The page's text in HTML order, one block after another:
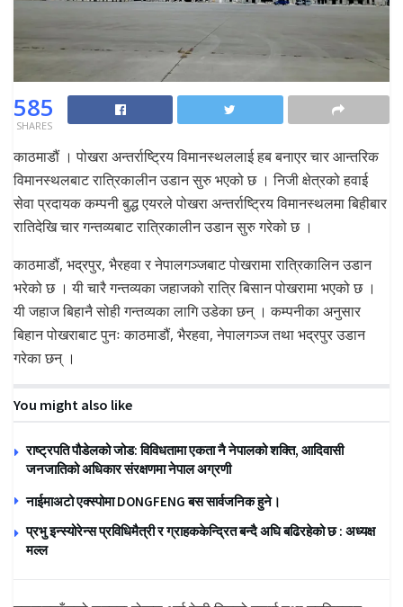
585
SHARES
काठमाडौं । पोखरा अन्तर्राष्ट्रिय विमानस्थललाई हब बनाएर चार आन्तरिक
विमानस्थलबाट रात्रिकालीन उडान सुरु भएको छ । निजी क्षेत्रको हवाई
सेवा प्रदायक कम्पनी बुद्ध एयरले पोखरा अन्तर्राष्ट्रिय विमानस्थलमा बिहीबार
रातिदेखि चार गन्तव्यबाट रात्रिकालीन उडान सुरु गरेको छ ।
काठमाडौं, भद्रपुर, भैरहवा र नेपालगञ्जबाट पोखरामा रात्रिकालिन उडान
भरेको छ । यी चारै गन्तव्यका जहाजको रात्रि बिसान पोखरामा भएको छ ।
यी जहाज बिहानै सोही गन्तव्यका लागि उडेका छन् । कम्पनीका अनुसार
बिहान पोखराबाट पुनः काठमाडौं, भैरहवा, नेपालगञ्ज तथा भद्रपुर उडान
गरेका छन् ।
You might also like
राष्ट्रपति पौडेलको जोड: विविधतामा एकता नै नेपालको शक्ति, आदिवासी
जनजातिको अधिकार संरक्षणमा नेपाल अग्रणी
नाईमाअटो एक्स्पोमा DONGFENG बस सार्वजनिक हुने।
प्रभु इन्स्योरेन्स प्रविधिमैत्री र ग्राहककेन्द्रित बन्दै अघि बढिरहेको छ : अध्यक्ष
मल्ल